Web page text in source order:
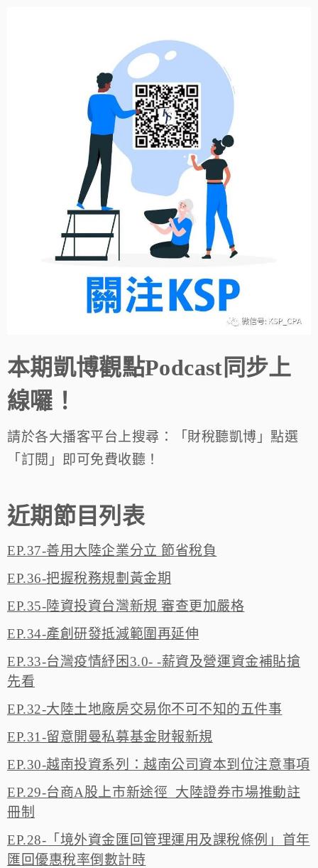
本期凱博觀點Podcast同步上
線囉！
請於各大播客平台上搜尋：「財稅聽凱博」點選
「訂閱」即可免費收聽！
近期節目列表
EP.37-善用大陸企業分立 節省稅負
EP.36-把握稅務規劃黃金期
EP.35-陸資投資台灣新規 審查更加嚴格
EP.34-產創研發抵減範圍再延伸
EP.33-台灣疫情紓困3.0- -薪資及營運資金補貼搶
先看
EP.32-大陸土地廠房交易你不可不知的五件事
EP.31-留意開曼私募基金財報新規
EP.30-越南投資系列：越南公司資本到位注意事項
EP.29-台商A股上市新途徑 大陸證券市場推動註
冊制
EP.28-「境外資金匯回管理運用及課稅條例」首年
匯回優惠稅率倒數計時